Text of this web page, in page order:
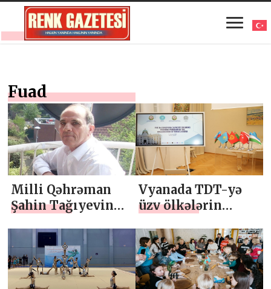
Fuad
Milli Qəhrəman
Şahin Tağıyevin
gətirilir
Vyanada TDT-yə
üzv ölkələrin
qurumlarının
nümayəndələri bir
araya gəlib